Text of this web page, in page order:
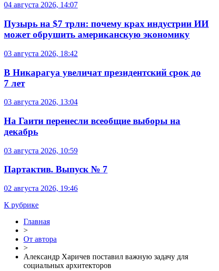
04 августа 2026, 14:07
Пузырь на $7 трлн: почему крах индустрии ИИ
может обрушить американскую экономику
03 августа 2026, 18:42
В Никарагуа увеличат президентский срок до
7 лет
03 августа 2026, 13:04
На Гаити перенесли всеобщие выборы на
декабрь
03 августа 2026, 10:59
Партактив. Выпуск № 7
02 августа 2026, 19:46
К рубрике
Главная
>
От автора
>
Александр Харичев поставил важную задачу для
социальных архитекторов